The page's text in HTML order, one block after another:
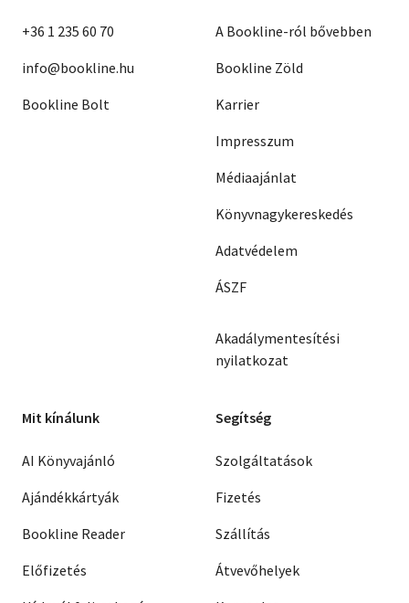
+36 1 235 60 70
info@bookline.hu
Bookline Bolt
A Bookline-ról bővebben
Bookline Zöld
Karrier
Impresszum
Médiaajánlat
Könyvnagykereskedés
Adatvédelem
ÁSZF
Akadálymentesítési
nyilatkozat
Mit kínálunk
AI Könyvajánló
Ajándékkártyák
Bookline Reader
Előfizetés
Segítség
Szolgáltatások
Fizetés
Szállítás
Átvevőhelyek